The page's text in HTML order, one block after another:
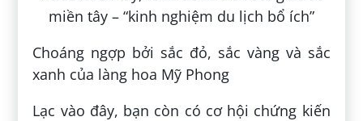
Choáng ngợp bởi sắc đỏ, sắc vàng và sắc
xanh của làng hoa Mỹ Phong
Lạc vào đây, bạn còn có cơ hội chứng kiến